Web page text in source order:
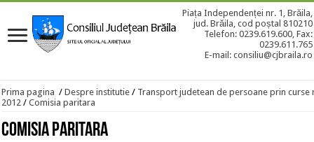
Piața Independenței nr. 1, Brăila,
jud. Brăila, cod poștal 810210
Telefon: 0239.619.600, Fax:
0239.611.765
E-mail: consiliu@cjbraila.ro
Prima pagina / Despre institutie / Transport judetean de persoane prin curse
2012 / Comisia paritara
Comisia paritara